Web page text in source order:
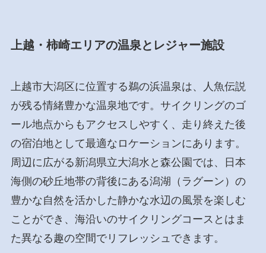
上越・柿崎エリアの温泉とレジャー施設
上越市大潟区に位置する鵜の浜温泉は、人魚伝説
が残る情緒豊かな温泉地です。サイクリングのゴ
ール地点からもアクセスしやすく、走り終えた後
の宿泊地として最適なロケーションにあります。
周辺に広がる新潟県立大潟水と森公園では、日本
海側の砂丘地帯の背後にある潟湖（ラグーン）の
豊かな自然を活かした静かな水辺の風景を楽しむ
ことができ、海沿いのサイクリングコースとはま
た異なる趣の空間でリフレッシュできます。